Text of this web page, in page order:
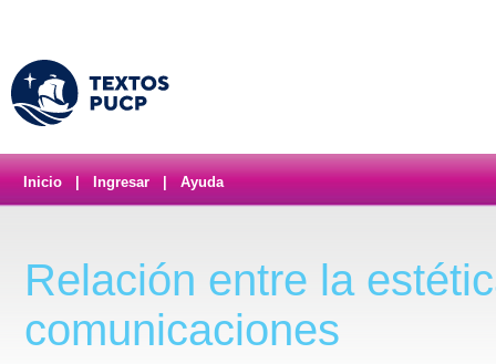
Inicio Ingresar Ayuda
Relación entre la
comunicaciones